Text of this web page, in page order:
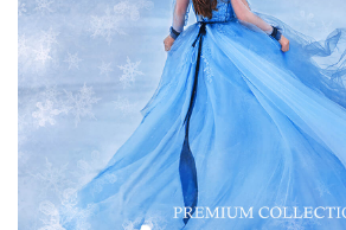
Por favor seleccione
Free Frost Overlay #29